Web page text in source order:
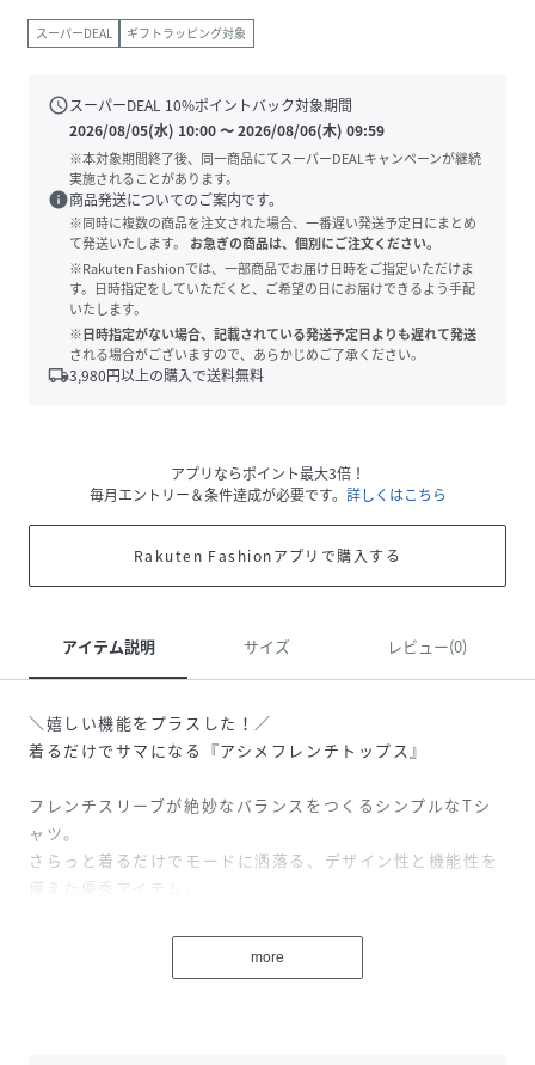
スーパーDEAL ギフトラッピング対象
scheduleスーパーDEAL 10%ポイントバック対象期間
2026/08/05(水) 10:00〜2026/08/06(木) 09:59
※本対象期間終了後、同一商品にてスーパーDEALキャンペーンが継続
実施されることがあります。
info商品発送についてのご案内です。
※同時に複数の商品を注文された場合、一番遅い発送予定日にまとめ
て発送いたします。
お急ぎの商品は、個別にご注文ください。
※Rakuten Fashionでは、一部商品でお届け日時をご指定いただけま
す。日時指定をしていただくと、ご希望の日にお届けできるよう手配
いたします。
※日時指定がない場合、記載されている発送予定日よりも遅れて発送
される場合がございますので、あらかじめご了承ください。
local_shipping3,980円以上の購入で送料無料
アプリならポイント最大3倍！
毎月エントリー＆条件達成が必要です。 詳しくはこちら
Rakuten Fashionアプリで購入する
アイテム説明 サイズ レビュー(0)
＼嬉しい機能をプラスした！／
着るだけでサマになる『アシメフレンチトップス』
フレンチスリーブが絶妙なバランスをつくるシンプルなTシ
ャツ。
さらっと着るだけでモードに洒落る、デザイン性と機能性を
備えた優秀アイテム。
・オンオフ着まわせるベーシックなシルエット。
more